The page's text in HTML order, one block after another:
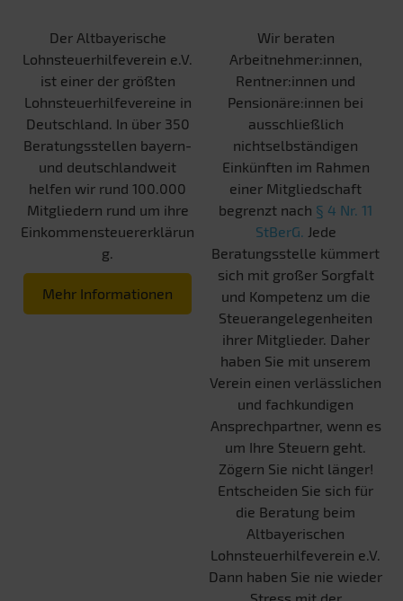
Der Altbayerische
Lohnsteuerhilfeverein e.V.
ist einer der größten
Lohnsteuerhilfevereine in
Deutschland. In über 350
Beratungsstellen bayern-
und deutschlandweit
helfen wir rund 100.000
Mitgliedern rund um ihre
Einkommensteuererklärun
g.
Mehr Informationen
Wir beraten
Arbeitnehmer:innen,
Rentner:innen und
Pensionäre:innen bei
ausschließlich
nichtselbständigen
Einkünften im Rahmen
einer Mitgliedschaft
begrenzt nach § 4 Nr. 11
StBerG. Jede
Beratungsstelle kümmert
sich mit großer Sorgfalt
und Kompetenz um die
Steuerangelegenheiten
ihrer Mitglieder. Daher
haben Sie mit unserem
Verein einen verlässlichen
und fachkundigen
Ansprechpartner, wenn es
um Ihre Steuern geht.
Zögern Sie nicht länger!
Entscheiden Sie sich für
die Beratung beim
Altbayerischen
Lohnsteuerhilfeverein e.V.
Dann haben Sie nie wieder